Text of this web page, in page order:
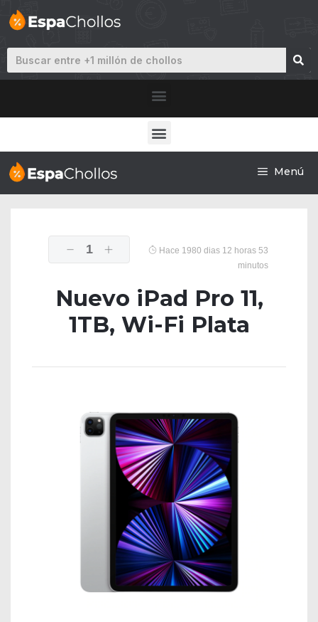
Menú
1
Hace 1980 dias 12 horas 53
minutos
Nuevo iPad Pro 11,
1TB, Wi-Fi Plata